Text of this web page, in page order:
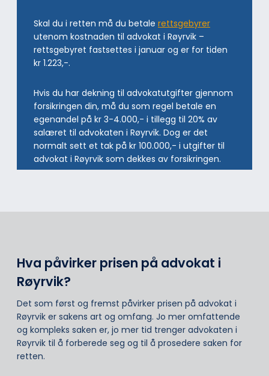
Skal du i retten må du betale rettsgebyrer
utenom kostnaden til advokat i Røyrvik –
rettsgebyret fastsettes i januar og er for tiden
kr 1.223,-.
Hvis du har dekning til advokatutgifter gjennom
forsikringen din, må du som regel betale en
egenandel på kr 3-4.000,- i tillegg til 20% av
salæret til advokaten i Røyrvik. Dog er det
normalt sett et tak på kr 100.000,- i utgifter til
advokat i Røyrvik som dekkes av forsikringen.
Hva påvirker prisen på advokat i
Røyrvik?
Det som først og fremst påvirker prisen på advokat i
Røyrvik er sakens art og omfang. Jo mer omfattende
og kompleks saken er, jo mer tid trenger advokaten i
Røyrvik til å forberede seg og til å prosedere saken for
retten.